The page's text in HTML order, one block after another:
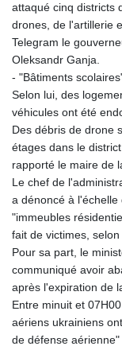
attaqué cinq districts
drones, de l'artillerie
Telegram le
Oleksandr Ganja.
- "Bâtiments
Selon lui, des
véhicules ont été
Des débris de drone
étages dans le
rapporté le maire de
Le chef de
a dénoncé à
"immeubles
fait de victimes,
Pour sa part, le
communiqué avoir
après l'expiration de
Entre minuit et
aériens ukrainiens
de défense